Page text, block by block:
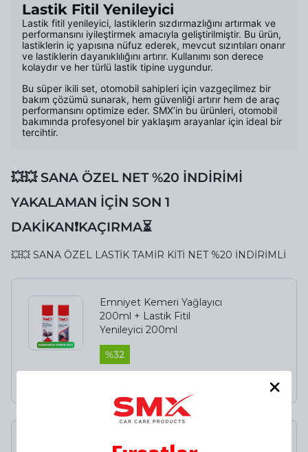
Lastik Fitil Yenileyici
Lastik fitil yenileyici, lastiklerin sızdırmazlığını artırmak ve
performansını iyileştirmek amacıyla geliştirilmiştir. Bu ürün,
lastiklerin iç yapısına nüfuz ederek, mevcut sızıntıları onarır
ve lastiklerin dayanıklılığını artırır. Kullanımı son derece
kolaydır ve her türlü lastik tipine uygundur.
Bu süper ikili set, otomobil sahipleri için vazgeçilmez bir
bakım çözümü sunarak, hem güvenliği artırır hem de araç
performansını optimize eder. SMX’in bu ürünleri, otomobil
bakımında profesyonel bir yaklaşım arayanlar için ideal bir
tercihtir.
💥💥 SANA ÖZEL NET %20 İNDİRİMİ
YAKALAMAN İÇİN SON 1
DAKİKAN❗️KAÇIRMA⏳
💥💥 SANA ÖZEL LASTİK TAMİR KİTİ NET %20 İNDİRİMLİ
Emniyet Kemeri Yağlayıcı
200ml + Lastik Fitil
Yenileyici 200ml
%32
SMX Lastik Tamir Kiti